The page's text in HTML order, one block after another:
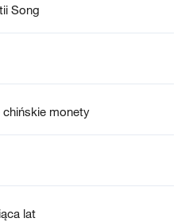
Song
chińskie monety
lat